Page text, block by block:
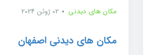
مکان های دیدنی 02 ژوئن 2024
مکان های دیدنی اصفهان